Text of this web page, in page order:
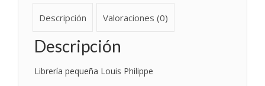
Descripción Valoraciones (0)
Descripción
Librería pequeña Louis Philippe